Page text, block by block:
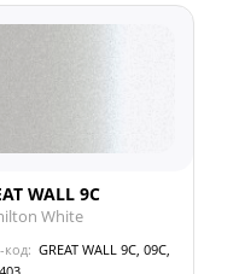
WALL 9C
White
код: GREAT WALL 9C, 09C,